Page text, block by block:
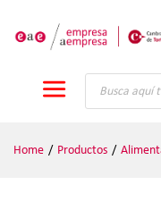
Búsqueda
Home / Productos /